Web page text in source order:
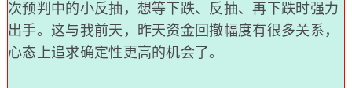
次预判中的小反抽，想等下跌、反抽、再下跌时强力
出手。这与我前天，昨天资金回撤幅度有很多关系，
心态上追求确定性更高的机会了。